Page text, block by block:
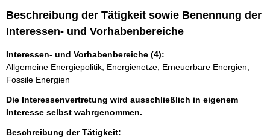
Beschreibung der Tätigkeit sowie Benennung der
Interessen- und Vorhabenbereiche
Interessen- und Vorhabenbereiche (4):
Allgemeine Energiepolitik; Energienetze; Erneuerbare Energien;
Fossile Energien
Die Interessenvertretung wird ausschließlich in eigenem
Interesse selbst wahrgenommen.
Beschreibung der Tätigkeit: